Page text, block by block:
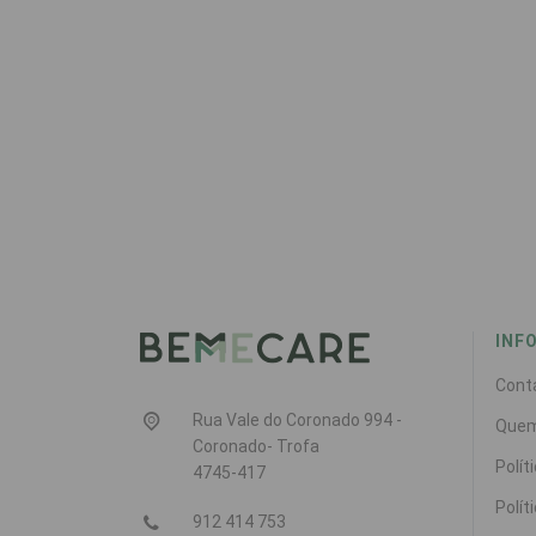
Rua Vale do Coronado 994 -
Coronado- Trofa
4745-417
912 414 753